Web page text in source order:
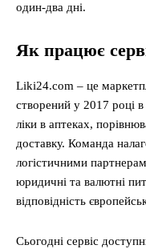
один-два дні.
Як працює
Liki24.com – це
створений у 2017 році
ліки в аптеках,
доставку. Команда
логістичними
юридичні та валютні
відповідність
Сьогодні сервіс